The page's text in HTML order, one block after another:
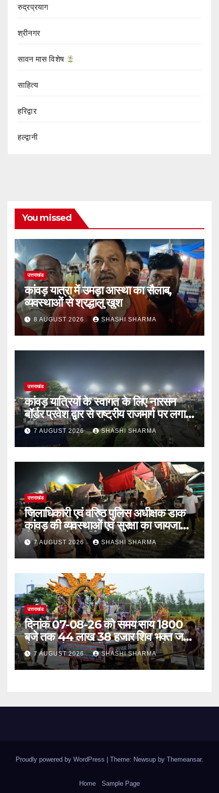
रुद्रप्रयाग
श्रीनगर
सावन मास विशेष
साहित्य
हरिद्वार
हल्द्वानी
You missed
उत्तराखंड
कांवड़ यात्रा में उमड़ा आस्था का सैलाब,
व्यवस्थाओं से श्रद्धालु खुश
8 AUGUST 2026 SHASHI SHARMA
उत्तराखंड
कांवड़ यात्रियों के स्वागत के लिए नारसन
बॉर्डर प्रवेश द्वार से राष्ट्रीय राजमार्ग पर लगाई
गई रंगीन एलईडी लाइटें
7 AUGUST 2026 SHASHI SHARMA
उत्तराखंड
जिलाधिकारी एवं वरिष्ठ पुलिस अधीक्षक डाक
कांवड़ की व्यवस्थाओं एवं सुरक्षा का जायजा
लेने बैरागी कैंप पार्किंग स्थल जीरो ग्राउंड पर
देर रात्रि पहुंचे
7 AUGUST 2026 SHASHI SHARMA
उत्तराखंड
दिनांक 07-08-26 को समय साय 1800
बजे तक 44 लाख 38 हजार शिव भक्त जल
लेकर अपने गंतव्य को प्रस्थान कर चुके
7 AUGUST 2026 SHASHI SHARMA
Proudly powered by WordPress Theme: Newsup by Themeansar.
Home Sample Page